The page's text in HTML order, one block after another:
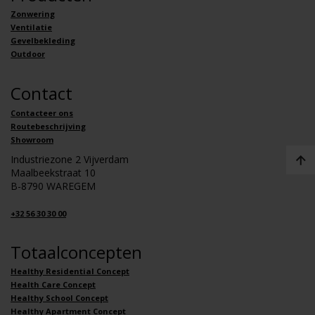
Zonwering
Ventilatie
Gevelbekleding
Outdoor
Contact
Contacteer ons
Routebeschrijving
Showroom
Industriezone 2 Vijverdam
Maalbeekstraat 10
B-8790 WAREGEM
+32 56 30 30 00
Totaalconcepten
Healthy Residential Concept
Health Care Concept
Healthy School Concept
Healthy Apartment Concept